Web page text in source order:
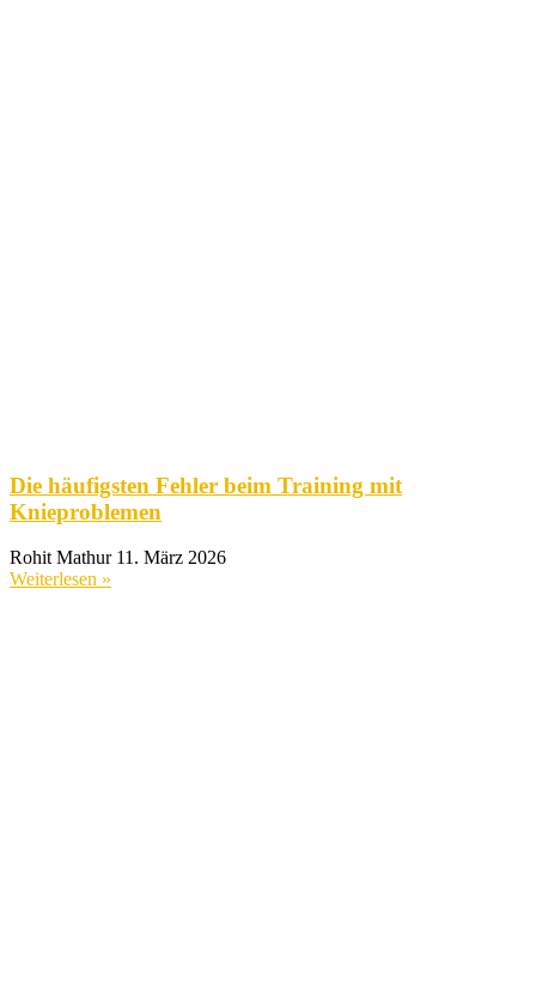
Die häufigsten Fehler beim Training mit
Knieproblemen
Rohit Mathur 11. März 2026
Weiterlesen »